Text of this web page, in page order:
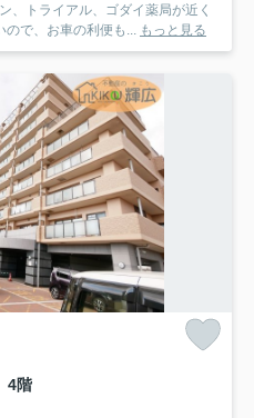
、トライアル、ゴダイ薬局が近く
ので、お車の利便も... もっと見る
4階